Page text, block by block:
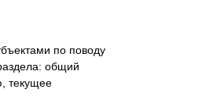
по поводу
общий
текущее